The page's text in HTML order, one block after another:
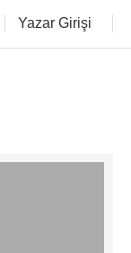
Yazar Girişi